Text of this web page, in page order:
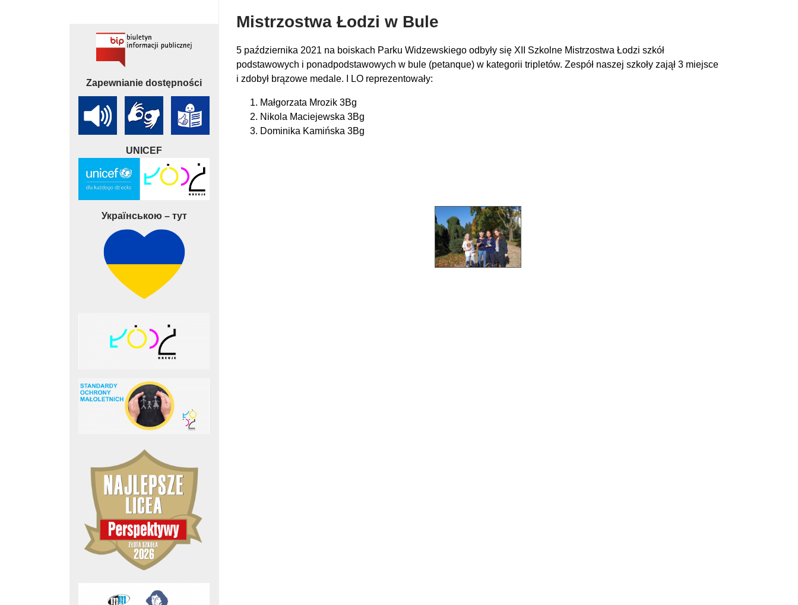
Mistrzostwa Łodzi w Bule
5 października 2021 na boiskach Parku Widzewskiego odbyły się XII Szkolne Mistrzostwa Łodzi szkół
podstawowych i ponadpodstawowych w bule (petanque) w kategorii tripletów. Zespół naszej szkoły zajął 3 miejsce
i zdobył brązowe medale. I LO reprezentowały:
Małgorzata Mrozik 3Bg
Nikola Maciejewska 3Bg
Dominika Kamińska 3Bg
Zapewnianie dostępności
UNICEF
Українською – тут